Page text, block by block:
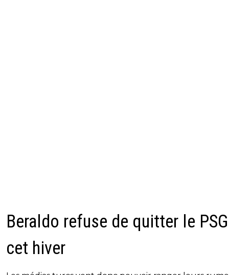
Beraldo refuse de quitter le PSG
cet hiver